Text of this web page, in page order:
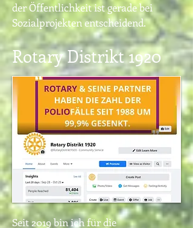
der Öffentlichkeit ist gerade bei
Sozialprojekten entscheidend.
Rotary Distrikt 1920
Seit 2019 bin ich für die